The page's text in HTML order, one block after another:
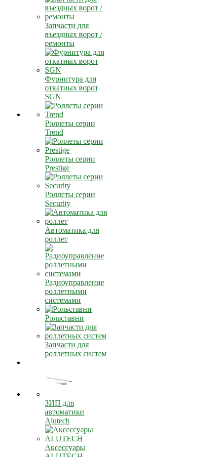
Запчасти для
въездных ворот /
ремонты
Фурнитура для
откатных ворот
SGN
Роллеты серии
Trend
Роллеты серии
Prestige
Роллеты серии
Security
Автоматика для
роллет
Радиоуправление
роллетными
системами
Рольставни
Запчасти для
роллетных систем
ЗИП для
автоматики
Alutech
Аксессуары